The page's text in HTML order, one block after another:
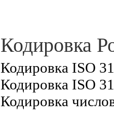
Кодировка
Кодировка ISO
Кодировка ISO
Кодировка